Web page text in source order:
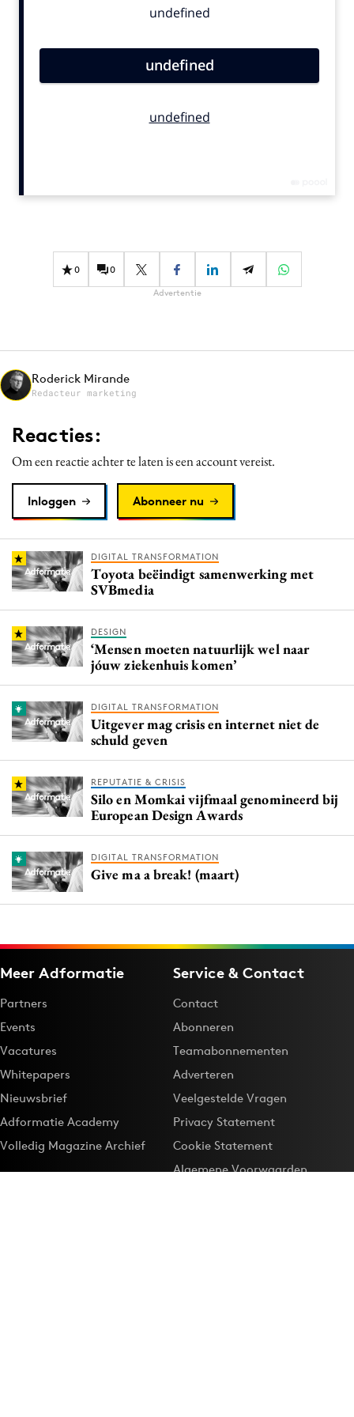
Contentmarketing
Effectiviteit
Gedragsverandering
Martech
Media
Merkstrategie
Programmatic
Purpose Marketing
Reputatie & crisis
0 0
Advertentie
Roderick Mirande
Redacteur marketing
Reacties:
Om een reactie achter te laten is een account vereist.
Inloggen Abonneer nu
DIGITAL TRANSFORMATION
Toyota beëindigt samenwerking met
SVBmedia
DESIGN
‘Mensen moeten natuurlijk wel naar
jóuw ziekenhuis komen’
DIGITAL TRANSFORMATION
Uitgever mag crisis en internet niet de
schuld geven
REPUTATIE & CRISIS
Silo en Momkai vijfmaal genomineerd bij
European Design Awards
DIGITAL TRANSFORMATION
Give ma a break! (maart)
Meer Adformatie
Partners
Events
Vacatures
Whitepapers
Nieuwsbrief
Adformatie Academy
Volledig Magazine Archief
Service & Contact
Contact
Abonneren
Teamabonnementen
Adverteren
Veelgestelde Vragen
Privacy Statement
Cookie Statement
Algemene Voorwaarden